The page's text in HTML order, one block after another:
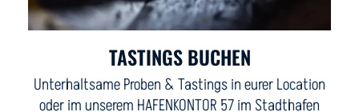
TASTINGS BUCHEN
Unterhaltsame Proben & Tastings in eurer Location
oder im unserem HAFENKONTOR 57 im Stadthafen